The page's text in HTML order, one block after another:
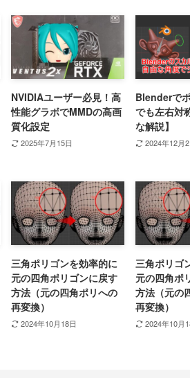
NVIDIAユーザー必見！高
性能グラボでMMDの高画
質化設定
2025年7月15日
Blenderで
でも左右対
な解説】
2024年12月
三角ポリゴンを効率的に
元の四角ポリゴンに戻す
方法（元の四角ポリへの
再変換）
2024年10月18日
三角ポリゴ
元の四角ポ
方法（元の
再変換）
2024年10月